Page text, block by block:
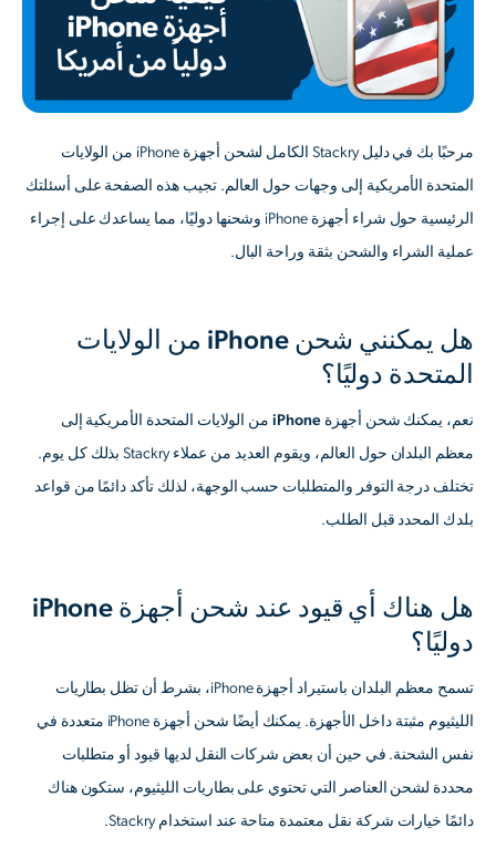
مرحبًا بك في دليل Stackry الكامل لشحن أجهزة iPhone من الولايات
المتحدة الأمريكية إلى وجهات حول العالم. تجيب هذه الصفحة على أسئلتك
الرئيسية حول شراء أجهزة iPhone وشحنها دوليًا، مما يساعدك على إجراء
عملية الشراء والشحن بثقة وراحة البال.
هل يمكنني شحن iPhone من الولايات
المتحدة دوليًا؟
نعم، يمكنك شحن أجهزة iPhone من الولايات المتحدة الأمريكية إلى
معظم البلدان حول العالم، ويقوم العديد من عملاء Stackry بذلك كل يوم.
تختلف درجة التوفر والمتطلبات حسب الوجهة، لذلك تأكد دائمًا من قواعد
بلدك المحدد قبل الطلب.
هل هناك أي قيود عند شحن أجهزة iPhone
دوليًا؟
تسمح معظم البلدان باستيراد أجهزة iPhone، بشرط أن تظل بطاريات
الليثيوم مثبتة داخل الأجهزة. يمكنك أيضًا شحن أجهزة iPhone متعددة في
نفس الشحنة. في حين أن بعض شركات النقل لديها قيود أو متطلبات
محددة لشحن العناصر التي تحتوي على بطاريات الليثيوم، ستكون هناك
دائمًا خيارات شركة نقل معتمدة متاحة عند استخدام Stackry.